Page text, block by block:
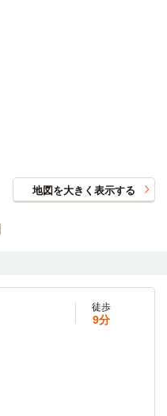
地図を大きく表示する
徒歩
9分